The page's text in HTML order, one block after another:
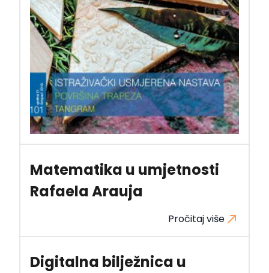
Matematika u umjetnosti
Rafaela Arauja
Pročitaj više
Digitalna bilježnica u